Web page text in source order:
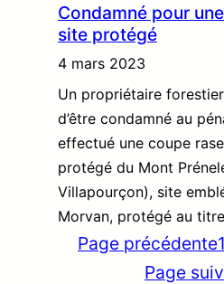
Condamné pour
site protégé
4 mars 2023
Un propriétaire forestier
d’être condamné au
effectué une coupe
protégé du Mont
Villapourçon), site
Morvan, protégé au
Page précédente1
Page